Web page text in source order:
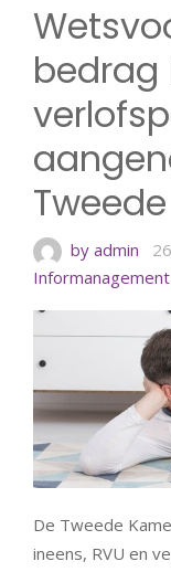
bedrag
by admin
Informanagement
De Tweede
ineens, RVU en